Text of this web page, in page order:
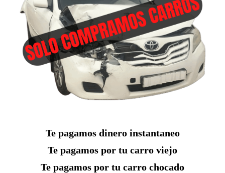
Te pagamos dinero instantaneo
Te pagamos por tu carro viejo
Te pagamos por tu carro chocado